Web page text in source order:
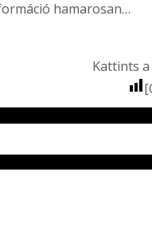
hamarosan…
Kattints